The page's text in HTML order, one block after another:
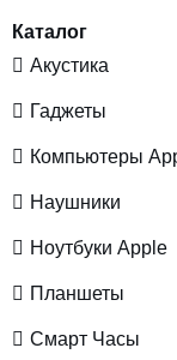
Каталог
Акустика
Гаджеты
Компьютеры
Наушники
Ноутбуки Apple
Планшеты
Смарт Часы